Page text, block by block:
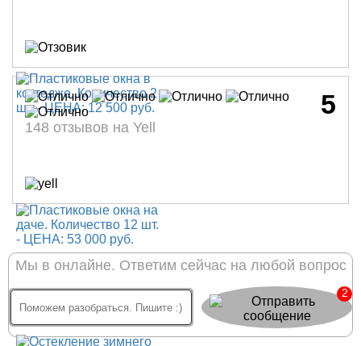
5
148 отзывов на Yell
Мы в онлайне. Ответим сейчас на любой вопрос
2